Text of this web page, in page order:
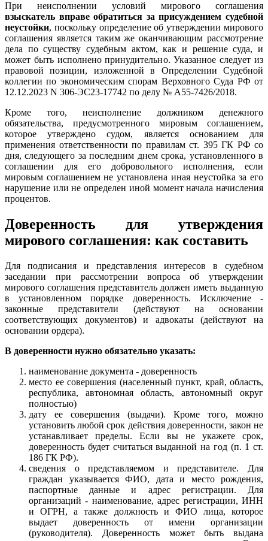
При неисполнении условий мирового соглашения
взыскатель вправе обратиться за присуждением судебной
неустойки, поскольку определение об утверждении мирового
соглашения является таким же оканчивающим рассмотрение
дела по существу судебным актом, как и решение суда, и
может быть исполнено принудительно. Указанное следует из
правовой позиции, изложенной в Определении Судебной
коллегии по экономическим спорам Верховного Суда РФ от
12.12.2023 N 306-ЭС23-17742 по делу № А55-7426/2018.
Кроме того, неисполнение должником денежного
обязательства, предусмотренного мировым соглашением,
которое утверждено судом, является основанием для
применения ответственности по правилам ст. 395 ГК РФ со
дня, следующего за последним днем срока, установленного в
соглашении для его добровольного исполнения, если
мировым соглашением не установлена иная неустойка за его
нарушение или не определен иной момент начала начисления
процентов.
Доверенность для утверждения
мирового соглашения: как составить
Для подписания и представления интересов в судебном
заседании при рассмотрении вопроса об утверждении
мирового соглашения представитель должен иметь выданную
в установленном порядке доверенность. Исключение -
законные представители (действуют на основании
соответствующих документов) и адвокаты (действуют на
основании ордера).
В доверенности нужно обязательно указать:
наименование документа - доверенность
место ее совершения (населенный пункт, край, область,
республика, автономная область, автономный округ
полностью)
дату ее совершения (выдачи). Кроме того, можно
установить любой срок действия доверенности, закон не
устанавливает пределы. Если вы не укажете срок,
доверенность будет считаться выданной на год (п. 1 ст.
186 ГК РФ).
сведения о представляемом и представителе. Для
граждан указывается ФИО, дата и место рождения,
паспортные данные и адрес регистрации. Для
организаций - наименование, адрес регистрации, ИНН
и ОГРН, а также должность и ФИО лица, которое
выдает доверенность от имени организации
(руководителя). Доверенность может быть выдана